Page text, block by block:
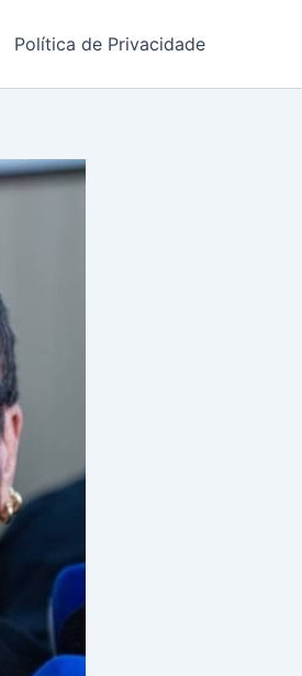
Política de Privacidade